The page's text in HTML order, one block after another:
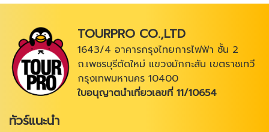
TOURPRO CO.,LTD
1643/4 อาคารกรุงไทยการไฟฟ้า ชั้น 2
ถ.เพชรบุรีตัดใหม่ แขวงมักกะสัน เขตราชเทวี
กรุงเทพมหานคร 10400
ใบอนุญาตนำเที่ยวเลขที่ 11/10654
ทัวร์แนะนำ